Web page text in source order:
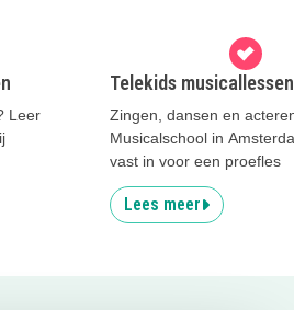
Leer
Telekids musicallessen
Zingen, dansen en
Musicalschool in
vast in voor een proefles
Lees meer